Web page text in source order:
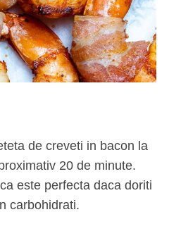
de creveti in bacon la
20 de minute.
este perfecta daca doriti
carbohidrati.